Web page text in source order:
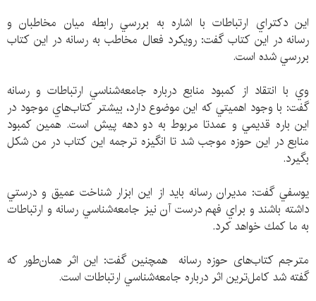
اين دكتراي ارتباطات با اشاره به بررسي رابطه ميان مخاطبان و
رسانه در اين كتاب گفت: رويكرد فعال مخاطب به رسانه در اين كتاب
بررسي شده است.
وي با انتقاد از كمبود منابع درباره جامعه‌شناسي ارتباطات و رسانه
گفت: با وجود اهميتي كه اين موضوع دارد، بيشتر كتاب‌هاي موجود در
اين باره قديمي و عمدتا مربوط به دو دهه پیش است. همين كمبود
منابع در اين حوزه موجب شد تا انگيزه ترجمه اين كتاب در من شكل
بگيرد.
یوسفي گفت: مديران رسانه بايد از اين ابزار شناخت عميق و درستي
داشته باشند و براي فهم درست آن نيز جامعه‌شناسي رسانه و ارتباطات
به ما كمك خواهد كرد.
مترجم کتاب‌های حوزه رسانه همچنين گفت: اين اثر همان‌طور كه
گفته شد كامل‌ترين اثر درباره جامعه‌شناسي ارتباطات است.